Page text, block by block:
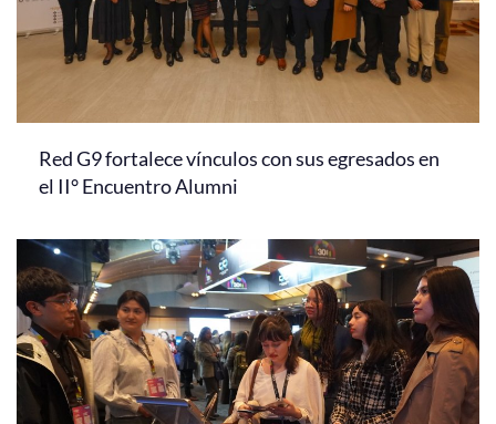
Red G9 fortalece vínculos con sus egresados en
el II° Encuentro Alumni